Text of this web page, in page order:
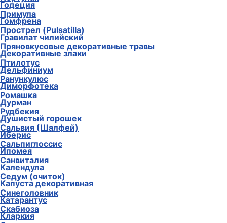
Примула
Прострел (Pulsatilla)
Пряновкусовые декоративные травы
Птилотус
Ранункулюс
Ромашка
Рудбекия
Сальвия (Шалфей)
Сальпиглоссис
Санвиталия
Седум (очиток)
Синеголовник
Скабиоза
Годеция
Гомфрена
Гравилат чилийский
Декоративные злаки
Дельфиниум
Диморфотека
Дурман
Душистый горошек
Иберис
Ипомея
Календула
Капуста декоративная
Катарантус
Кларкия